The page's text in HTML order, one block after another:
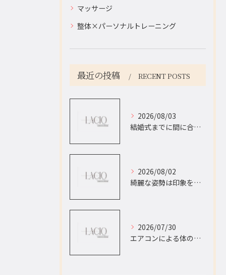
マッサージ
整体×パーソナルトレーニング
最近の投稿 RECENT POSTS
2026/08/03
結婚式までに間に合う！綺麗な表情と姿勢を手に入れる 西船橋で探す、ブライダル整体×パーソナルトレーニング
2026/08/02
綺麗な姿勢は印象を変える。 西船橋の整体×パーソナルトレーニングで美姿勢に！
2026/07/30
エアコンによる体のだるさの正体は？ 西船橋で自律神経・首こりを対策する